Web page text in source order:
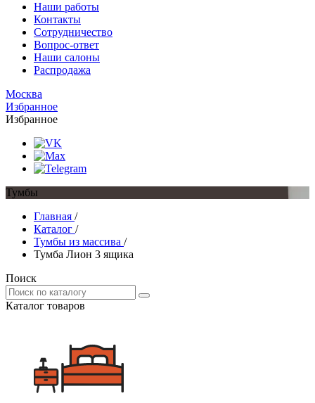
Наши работы
Контакты
Сотрудничество
Вопрос-ответ
Наши салоны
Распродажа
Москва
Избранное
Избранное
Тумбы
Главная /
Каталог /
Тумбы из массива /
Тумба Лион 3 ящика
Поиск
Каталог товаров